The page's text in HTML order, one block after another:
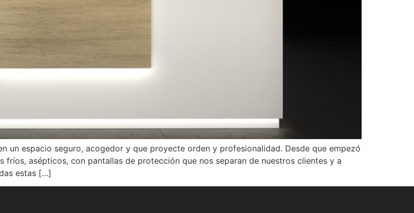
un espacio seguro, acogedor y que proyecte orden y profesionalidad. Desde que empezó
fríos, asépticos, con pantallas de protección que nos separan de nuestros clientes y a
estas […]